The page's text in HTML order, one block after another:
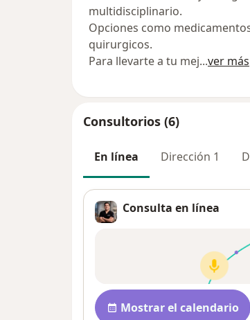
multidisciplinario.
Opciones como
quirurgicos.
Para llevarte a tu mej...ver más
Consultorios (6)
En línea Dirección 1
Consulta en línea
Disponibilidad
Mostrar el calendario